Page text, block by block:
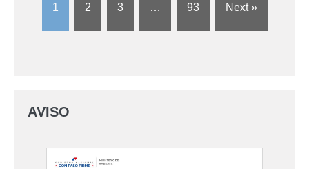
1 2 3 … 93 Next »
AVISO